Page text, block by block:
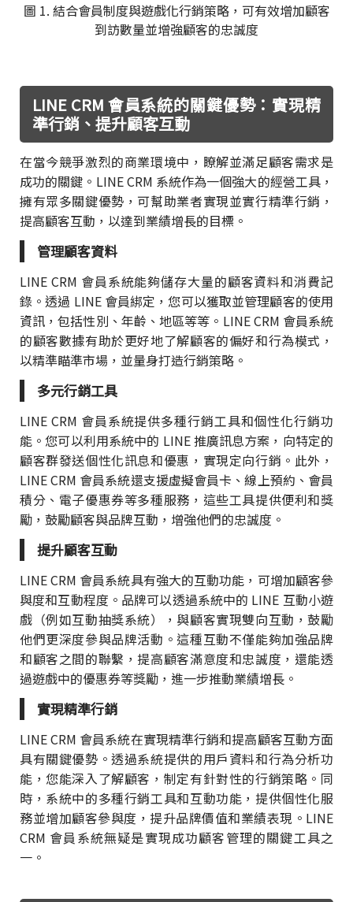
圖 1. 結合會員制度與遊戲化行銷策略，可有效增加顧客
到訪數量並增強顧客的忠誠度
LINE CRM 會員系統的關鍵優勢：實現精
準行銷、提升顧客互動
在當今競爭激烈的商業環境中，瞭解並滿足顧客需求是
成功的關鍵。LINE CRM 系統作為一個強大的經營工具，
擁有眾多關鍵優勢，可幫助業者實現並實行精準行銷，
提高顧客互動，以達到業績增長的目標。
管理顧客資料
LINE CRM 會員系統能夠儲存大量的顧客資料和消費記
錄。透過 LINE 會員綁定，您可以獲取並管理顧客的使用
資訊，包括性別、年齡、地區等等。LINE CRM 會員系統
的顧客數據有助於更好地了解顧客的偏好和行為模式，
以精準瞄準市場，並量身打造行銷策略。
多元行銷工具
LINE CRM 會員系統提供多種行銷工具和個性化行銷功
能。您可以利用系統中的 LINE 推廣訊息方案，向特定的
顧客群發送個性化訊息和優惠，實現定向行銷。此外，
LINE CRM 會員系統還支援虛擬會員卡、線上預約、會員
積分、電子優惠券等多種服務，這些工具提供便利和獎
勵，鼓勵顧客與品牌互動，增強他們的忠誠度。
提升顧客互動
LINE CRM 會員系統具有強大的互動功能，可增加顧客參
與度和互動程度。品牌可以透過系統中的 LINE 互動小遊
戲（例如互動抽獎系統），與顧客實現雙向互動，鼓勵
他們更深度參與品牌活動。這種互動不僅能夠加強品牌
和顧客之間的聯繫，提高顧客滿意度和忠誠度，還能透
過遊戲中的優惠券等獎勵，進一步推動業績增長。
實現精準行銷
LINE CRM 會員系統在實現精準行銷和提高顧客互動方面
具有關鍵優勢。透過系統提供的用戶資料和行為分析功
能，您能深入了解顧客，制定有針對性的行銷策略。同
時，系統中的多種行銷工具和互動功能，提供個性化服
務並增加顧客參與度，提升品牌價值和業績表現。LINE
CRM 會員系統無疑是實現成功顧客管理的關鍵工具之
一。